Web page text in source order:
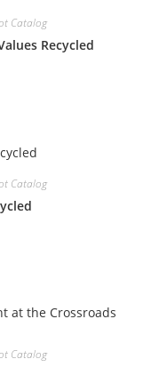
Catalog
Recycled
Catalog
Catalog